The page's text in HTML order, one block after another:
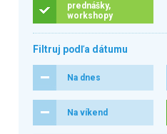
prednášky,
workshopy
Filtruj podľa dátumu
Na dnes
Na víkend